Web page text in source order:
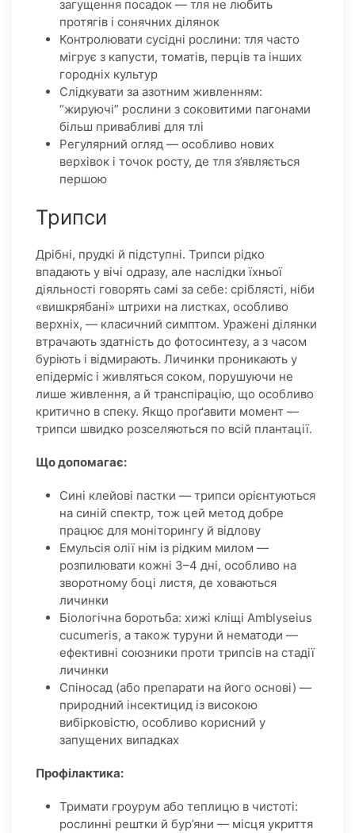
загущення посадок — тля не любить
протягів і сонячних ділянок
Контролювати сусідні рослини: тля часто
мігрує з капусти, томатів, перців та інших
городніх культур
Слідкувати за азотним живленням:
“жируючі” рослини з соковитими пагонами
більш привабливі для тлі
Регулярний огляд — особливо нових
верхівок і точок росту, де тля з’являється
першою
Трипси
Дрібні, прудкі й підступні. Трипси рідко
впадають у вічі одразу, але наслідки їхньої
діяльності говорять самі за себе: сріблясті, ніби
«вишкрябані» штрихи на листках, особливо
верхніх, — класичний симптом. Уражені ділянки
втрачають здатність до фотосинтезу, а з часом
буріють і відмирають. Личинки проникають у
епідерміс і живляться соком, порушуючи не
лише живлення, а й транспірацію, що особливо
критично в спеку. Якщо проґавити момент —
трипси швидко розселяються по всій плантації.
Що допомагає:
Сині клейові пастки — трипси орієнтуються
на синій спектр, тож цей метод добре
працює для моніторингу й відлову
Емульсія олії нім із рідким милом —
розпилювати кожні 3–4 дні, особливо на
зворотному боці листя, де ховаються
личинки
Біологічна боротьба: хижі кліщі Amblyseius
cucumeris, а також туруни й нематоди —
ефективні союзники проти трипсів на стадії
личинки
Спіносад (або препарати на його основі) —
природний інсектицид із високою
вибірковістю, особливо корисний у
запущених випадках
Профілактика:
Тримати гроурум або теплицю в чистоті:
рослинні рештки й бур’яни — місця укриття